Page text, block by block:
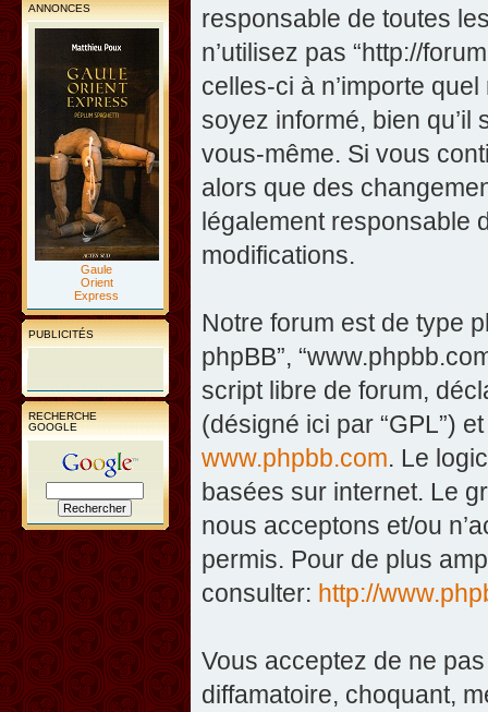
ANNONCES
Gaule
Orient
Express
PUBLICITÉS
RECHERCHE
GOOGLE
responsable de toutes
n’utilisez pas “http://
celles-ci à n’importe
soyez informé, bien
vous-même. Si vous
alors que des
légalement responsable
modifications.
Notre forum est de type
phpBB”,
script libre de forum,
(désigné ici par “GPL”)
www.phpbb.com. Le
basées sur internet. Le
nous acceptons et/ou
permis. Pour de plus
consulter: http://
Vous acceptez de ne
diffamatoire, choquant,